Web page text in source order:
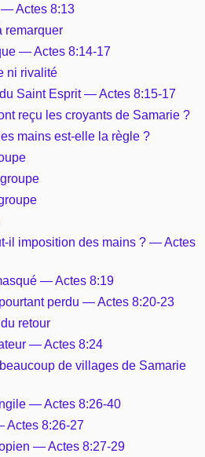
— Actes 8:13
remarquer
— Actes 8:14-17
ni rivalité
Saint Esprit — Actes 8:15-17
reçu les croyants de Samarie ?
mains est-elle la règle ?
il imposition des mains ? — Actes
— Actes 8:19
perdu — Actes 8:20-23
retour
— Actes 8:24
de villages de Samarie
— Actes 8:26-40
Actes 8:26-27
— Actes 8:27-29